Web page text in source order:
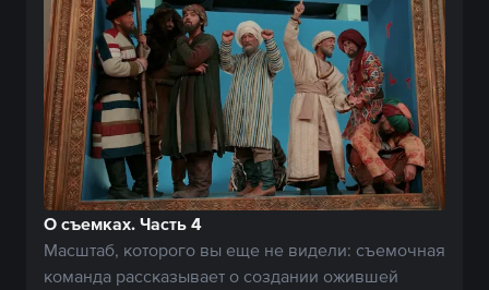
О съемках. Часть 4
Масштаб, которого вы еще не видели: съемочная
команда рассказывает о создании ожившей